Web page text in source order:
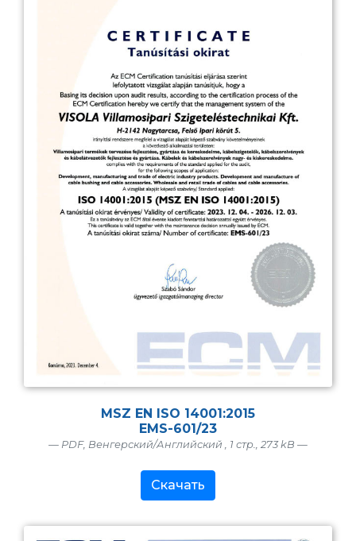
MSZ EN ISO 14001:2015
EMS-601/23
— PDF, Венгерский/Английский , 1 стр., 273 kB —
Скачать